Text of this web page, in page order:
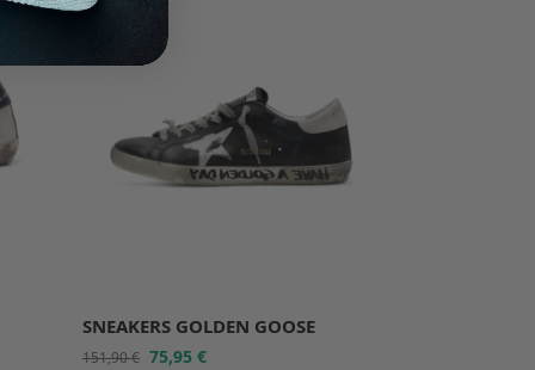
SNEAKERS GOLDEN GOOSE
151,90€ 75,95€